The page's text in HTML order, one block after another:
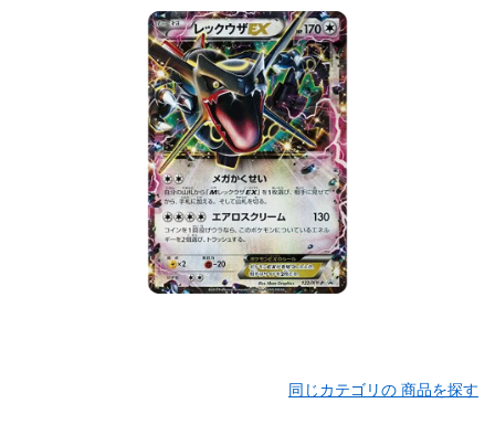
同じカテゴリの 商品を探す